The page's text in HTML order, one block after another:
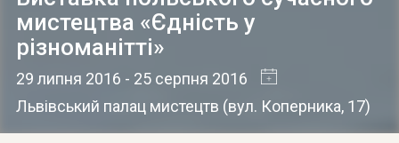
мистецтва «Єдність у
різноманітті»
29 липня 2016 - 25 серпня 2016
Львівський палац мистецтв (вул. Коперника, 17)